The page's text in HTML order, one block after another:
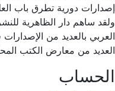
إصدارات دورية تطرق باب
ولقد ساهم دار الظاهرية
العربي بالعديد من
العديد من معارض الكتب
الحساب